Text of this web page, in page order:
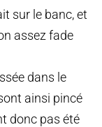
sur le banc, et
assez fade
dans le
ainsi pincé
donc pas été